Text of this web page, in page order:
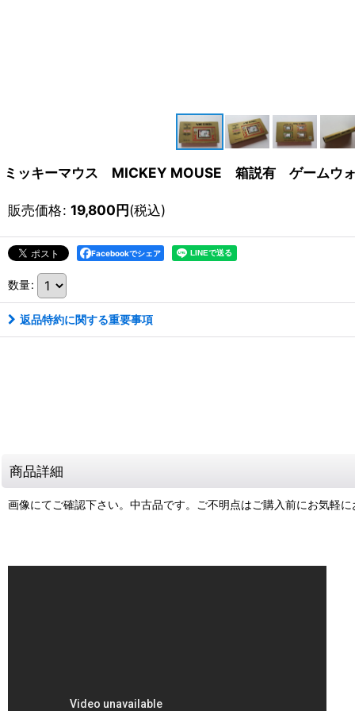
ミッキーマウス MICKEY MOUSE 箱説有 ゲームウ
販売価格: 19,800円(税込)
Facebookでシェア
数量:
返品特約に関する重要事項
商品詳細
画像にてご確認下さい。中古品です。ご不明点はご購入前にお気軽